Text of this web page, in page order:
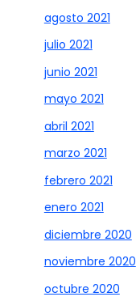
agosto 2021
julio 2021
junio 2021
mayo 2021
abril 2021
marzo 2021
febrero 2021
enero 2021
diciembre 2020
noviembre 2020
octubre 2020